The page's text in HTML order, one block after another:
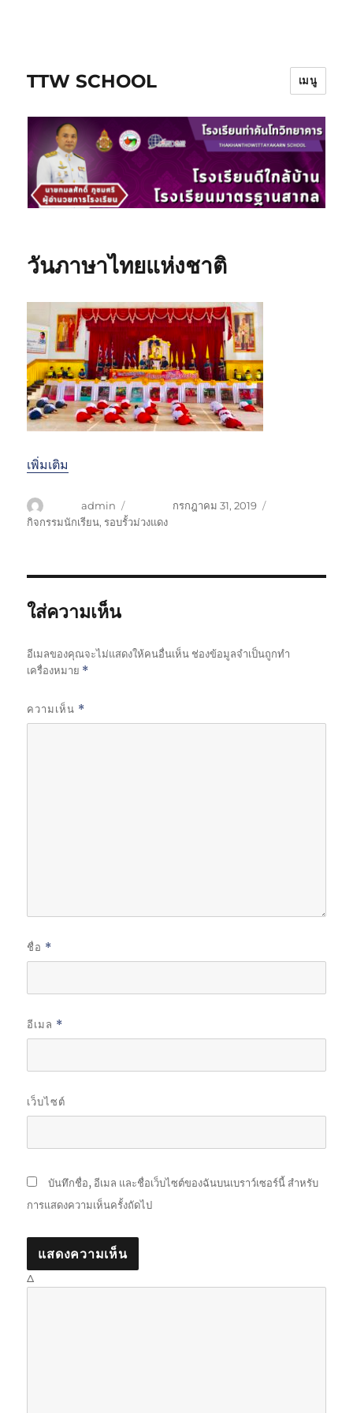
บทความ
TTW SCHOOL เมนู
วันภาษาไทยแห่งชาติ
เพิ่มเติม
ผู้เขียนadmin กรกฎาคม 31, 2019
กิจกรรมนักเรียน,รอบรั้วม่วงแดง
ใส่ความเห็น
อีเมลของคุณจะไม่แสดงให้คนอื่นเห็น ช่องข้อมูลจำเป็นถูกทำ
เครื่องหมาย *
ความเห็น *
ชื่อ *
อีเมล *
เว็บไซต์
บันทึกชื่อ, อีเมล และชื่อเว็บไซต์ของฉันบนเบราว์เซอร์นี้ สำหรับ
การแสดงความเห็นครั้งถัดไป
Δ